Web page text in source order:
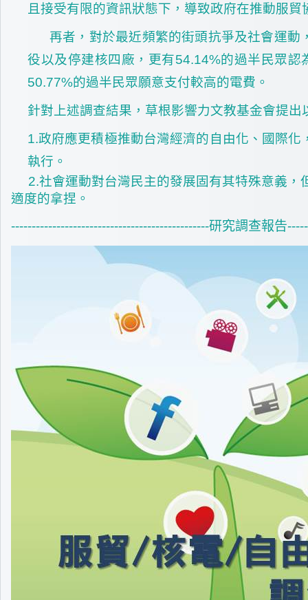
且接受有限的資訊狀態下，導致政府在推動服
再者，對於最近頻繁的街頭抗爭及社會運
役以及停建核四廠，更有54.14%的過半民眾
50.77%的過半民眾願意支付較高的電費。
針對上述調查結果，草根影響力文教基金會提出
1.政府應更積極推動台灣經濟的自由化、國際
執行。
2.社會運動對台灣民主的發展固有其特殊意義
適度的拿捏。
------------------------------------------------研究調查報告